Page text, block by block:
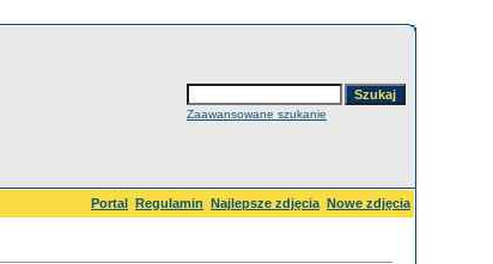
Zaawansowane szukanie
Portal Regulamin Najlepsze zdjęcia Nowe zdjęcia